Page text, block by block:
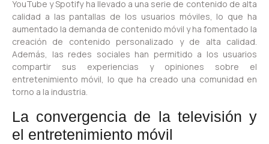
YouTube y Spotify ha llevado a una serie de contenido de alta
calidad a las pantallas de los usuarios móviles, lo que ha
aumentado la demanda de contenido móvil y ha fomentado la
creación de contenido personalizado y de alta calidad.
Además, las redes sociales han permitido a los usuarios
compartir sus experiencias y opiniones sobre el
entretenimiento móvil, lo que ha creado una comunidad en
torno a la industria.
La convergencia de la televisión y
el entretenimiento móvil